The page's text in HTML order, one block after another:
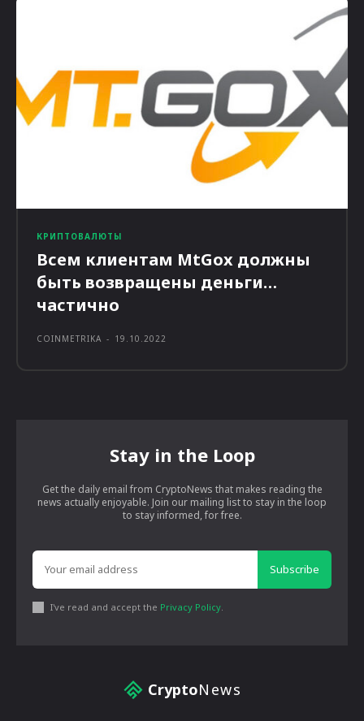
КРИПТОВАЛЮТЫ
Всем клиентам MtGox должны
быть возвращены деньги…
частично
COINMETRIKA - 19.10.2022
Stay in the Loop
Get the daily email from CryptoNews that makes reading the
news actually enjoyable. Join our mailing list to stay in the loop
to stay informed, for free.
Subscribe
I've read and accept the Privacy Policy.
CryptoNews